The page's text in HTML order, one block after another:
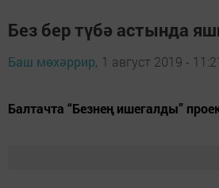
Без бер түбә астында
Баш мөхәррир, 1 август 2019 -
Балтачта “Безнең ишегалды”